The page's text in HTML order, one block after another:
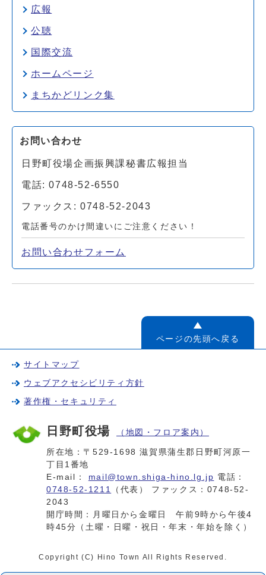
広報
公聴
国際交流
ホームページ
まちかどリンク集
お問い合わせ
日野町役場企画振興課秘書広報担当
電話: 0748-52-6550
ファックス: 0748-52-2043
電話番号のかけ間違いにご注意ください！
お問い合わせフォーム
ページの先頭へ戻る
サイトマップ
ウェブアクセシビリティ方針
著作権・セキュリティ
日野町役場 （地図・フロア案内）
所在地：〒529-1698 滋賀県蒲生郡日野町河原一
丁目1番地
E-mail： mail@town.shiga-hino.lg.jp 電話：
0748-52-1211
（代表） ファックス：0748-52-
2043
開庁時間：月曜日から金曜日 午前9時から午後4
時45分（土曜・日曜・祝日・年末・年始を除く）
Copyright (C) Hino Town All Rights Reserved.